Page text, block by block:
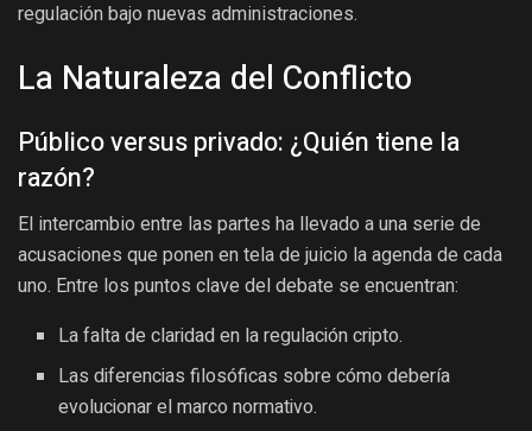
regulación bajo nuevas administraciones.
La Naturaleza del Conflicto
Público versus privado: ¿Quién tiene la
razón?
El intercambio entre las partes ha llevado a una serie de
acusaciones que ponen en tela de juicio la agenda de cada
uno. Entre los puntos clave del debate se encuentran:
La falta de claridad en la regulación cripto.
Las diferencias filosóficas sobre cómo debería
evolucionar el marco normativo.